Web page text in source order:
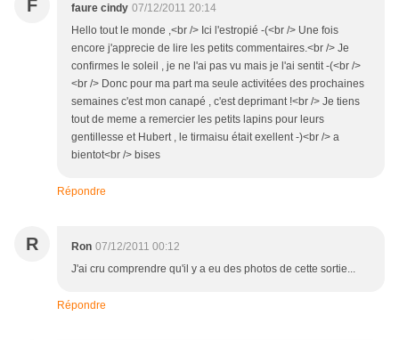
F faure cindy 07/12/2011 20:14
Hello tout le monde ,<br /> Ici l'estropié -(<br /> Une fois
encore j'apprecie de lire les petits commentaires.<br /> Je
confirmes le soleil , je ne l'ai pas vu mais je l'ai sentit -(<br />
<br /> Donc pour ma part ma seule activitées des prochaines
semaines c'est mon canapé , c'est deprimant !<br /> Je tiens
tout de meme a remercier les petits lapins pour leurs
gentillesse et Hubert , le tirmaisu était exellent -)<br /> a
bientot<br /> bises
Répondre
R Ron 07/12/2011 00:12
J'ai cru comprendre qu'il y a eu des photos de cette sortie...
Répondre